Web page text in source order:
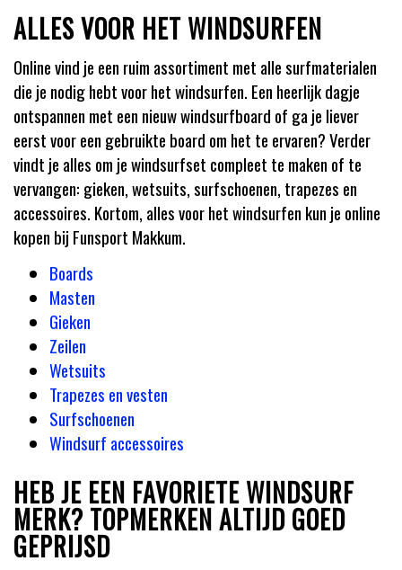
ALLES VOOR HET WINDSURFEN
Online vind je een ruim assortiment met alle surfmaterialen
die je nodig hebt voor het windsurfen. Een heerlijk dagje
ontspannen met een nieuw windsurfboard of ga je liever
eerst voor een gebruikte board om het te ervaren? Verder
vindt je alles om je windsurfset compleet te maken of te
vervangen: gieken, wetsuits, surfschoenen, trapezes en
accessoires. Kortom, alles voor het windsurfen kun je online
kopen bij Funsport Makkum.
Boards
Masten
Gieken
Zeilen
Wetsuits
Trapezes en vesten
Surfschoenen
Windsurf accessoires
HEB JE EEN FAVORIETE WINDSURF
MERK? TOPMERKEN ALTIJD GOED
GEPRIJSD